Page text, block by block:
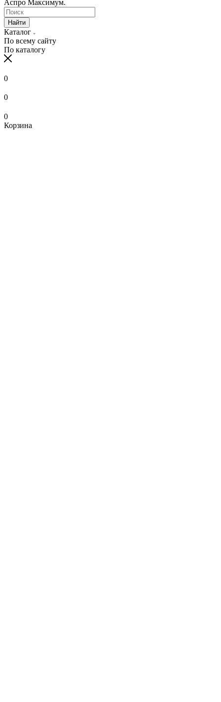
Аспро Максимум.
Найти
Каталог
По всему сайту
По каталогу
0
0
0
Корзина